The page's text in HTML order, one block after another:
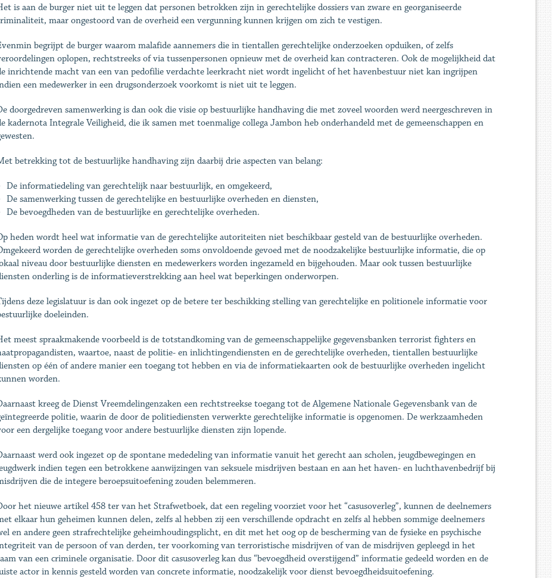
is aan de burger niet uit te leggen dat personen betrokken zijn in gerechtelijke dossiers van zware en georganiseerde
maar ongestoord van de overheid een vergunning kunnen krijgen om zich te vestigen.
begrijpt de burger waarom malafide aannemers die in tientallen gerechtelijke onderzoeken opduiken, of zelfs
oplopen, rechtstreeks of via tussenpersonen opnieuw met de overheid kan contracteren. Ook de mogelijkheid dat
inrichtende macht van een van pedofilie verdachte leerkracht niet wordt ingelicht of het havenbestuur niet kan ingrijpen
een medewerker in een drugsonderzoek voorkomt is niet uit te leggen.
doorgedreven samenwerking is dan ook die visie op bestuurlijke handhaving die met zoveel woorden werd neergeschreven in
kadernota Integrale Veiligheid, die ik samen met toenmalige collega Jambon heb onderhandeld met de gemeenschappen en
betrekking tot de bestuurlijke handhaving zijn daarbij drie aspecten van belang:
De informatiedeling van gerechtelijk naar bestuurlijk, en omgekeerd,
De samenwerking tussen de gerechtelijke en bestuurlijke overheden en diensten,
De bevoegdheden van de bestuurlijke en gerechtelijke overheden.
heden wordt heel wat informatie van de gerechtelijke autoriteiten niet beschikbaar gesteld van de bestuurlijke overheden.
worden de gerechtelijke overheden soms onvoldoende gevoed met de noodzakelijke bestuurlijke informatie, die op
niveau door bestuurlijke diensten en medewerkers worden ingezameld en bijgehouden. Maar ook tussen bestuurlijke
onderling is de informatieverstrekking aan heel wat beperkingen onderworpen.
deze legislatuur is dan ook ingezet op de betere ter beschikking stelling van gerechtelijke en politionele informatie voor
doeleinden.
meest spraakmakende voorbeeld is de totstandkoming van de gemeenschappelijke gegevensbanken terrorist fighters en
waartoe, naast de politie- en inlichtingendiensten en de gerechtelijke overheden, tientallen bestuurlijke
op één of andere manier een toegang tot hebben en via de informatiekaarten ook de bestuurlijke overheden ingelicht
worden.
kreeg de Dienst Vreemdelingenzaken een rechtstreekse toegang tot de Algemene Nationale Gegevensbank van de
politie, waarin de door de politiediensten verwerkte gerechtelijke informatie is opgenomen. De werkzaamheden
een dergelijke toegang voor andere bestuurlijke diensten zijn lopende.
werd ook ingezet op de spontane mededeling van informatie vanuit het gerecht aan scholen, jeugdbewegingen en
indien tegen een betrokkene aanwijzingen van seksuele misdrijven bestaan en aan het haven- en luchthavenbedrijf bij
die de integere beroepsuitoefening zouden belemmeren.
het nieuwe artikel 458 ter van het Strafwetboek, dat een regeling voorziet voor het “casusoverleg”, kunnen de deelnemers
elkaar hun geheimen kunnen delen, zelfs al hebben zij een verschillende opdracht en zelfs al hebben sommige deelnemers
en andere geen strafrechtelijke geheimhoudingsplicht, en dit met het oog op de bescherming van de fysieke en psychische
van de persoon of van derden, ter voorkoming van terroristische misdrijven of van de misdrijven gepleegd in het
van een criminele organisatie. Door dit casusoverleg kan dus “bevoegdheid overstijgend” informatie gedeeld worden en de
actor in kennis gesteld worden van concrete informatie, noodzakelijk voor dienst bevoegdheidsuitoefening.